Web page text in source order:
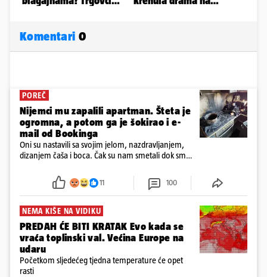
Komentari 0
POREČ
Nijemci mu zapalili apartman. Šteta je
ogromna, a potom ga je šokirao i e-
mail od Bookinga
Oni su nastavili sa svojim jelom, nazdravljanjem,
dizanjem čaša i boca. Čak su nam smetali dok smo
požar, rekao je vlasnik
11 100
NEMA KIŠE NA VIDIKU
PREDAH ĆE BITI KRATAK Evo kada se
vraća toplinski val. Većina Europe na
udaru
Početkom sljedećeg tjedna temperature će opet
rasti